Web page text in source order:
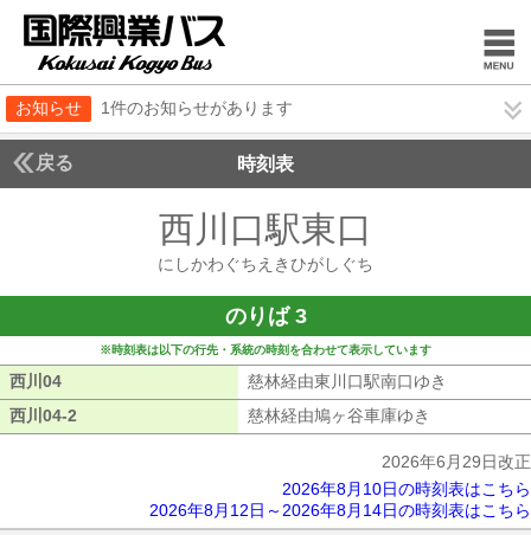
お知らせ 1件のお知らせがあります
戻る 時刻表
西川口駅東口
にしかわぐちえきひがしぐち
のりば 3
※時刻表は以下の行先・系統の時刻を合わせて表示しています
西川04 慈林経由東川口駅南口ゆき
西川04-2
慈林経由鳩ヶ谷車庫ゆき
2026年6月29日改正
2026年8月10日の時刻表はこちら
2026年8月12日～2026年8月14日の時刻表はこちら